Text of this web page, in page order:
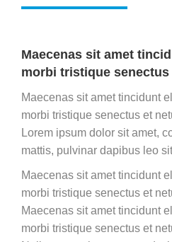
Maecenas sit amet
morbi tristique senectus
Maecenas sit amet tincidunt
morbi tristique senectus et
Lorem ipsum dolor sit amet,
mattis, pulvinar dapibus leo
Maecenas sit amet tincidunt
morbi tristique senectus et
Maecenas sit amet tincidunt
morbi tristique senectus et